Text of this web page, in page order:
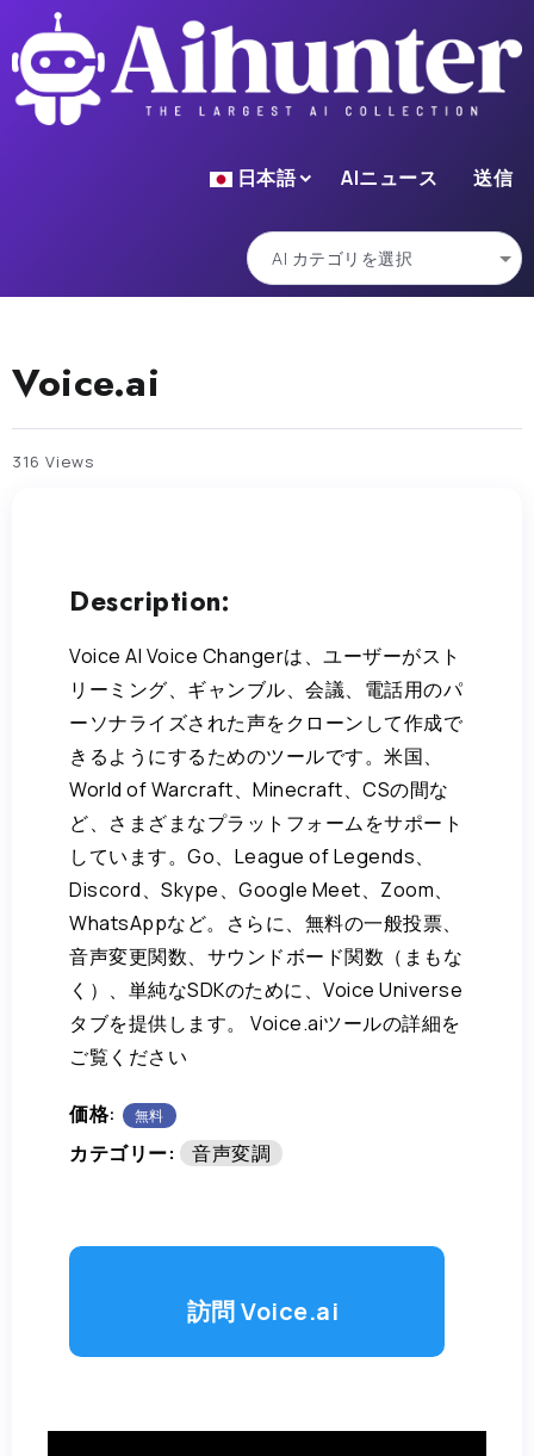
日本語 AIニュース 送信
Voice.ai
316 Views
Description:
Voice AI Voice Changerは、ユーザーがスト
リーミング、ギャンブル、会議、電話用のパ
ーソナライズされた声をクローンして作成で
きるようにするためのツールです。米国、
World of Warcraft、Minecraft、CSの間な
ど、さまざまなプラットフォームをサポート
しています。Go、League of Legends、
Discord、Skype、Google Meet、Zoom、
WhatsAppなど。さらに、無料の一般投票、
音声変更関数、サウンドボード関数（まもな
く）、単純なSDKのために、Voice Universe
タブを提供します。 Voice.aiツールの詳細を
ご覧ください
価格: 無料
カテゴリー: 音声変調
訪問 Voice.ai